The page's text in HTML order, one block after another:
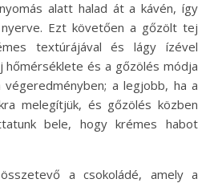
alatt halad át a kávén, így
nyerve. Ezt követően a gőzölt tej
textúrájával és lágy ízével
hőmérséklete és a gőzölés módja
a legjobb, ha a
melegítjük, és gőzölés közben
bele, hogy krémes habot
a csokoládé, amely a